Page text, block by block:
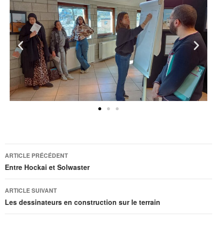
ARTICLE PRÉCÉDENT
Entre Hockai et Solwaster
ARTICLE SUIVANT
Les dessinateurs en construction sur le terrain